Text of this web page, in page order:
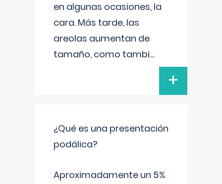
en algunas ocasiones, la
cara. Más tarde, las
areolas aumentan de
tamaño, como tambi...
+
¿Qué es una presentación
podálica?
Aproximadamente un 5%